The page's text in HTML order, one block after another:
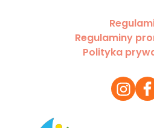
Regulaminy
Polityka